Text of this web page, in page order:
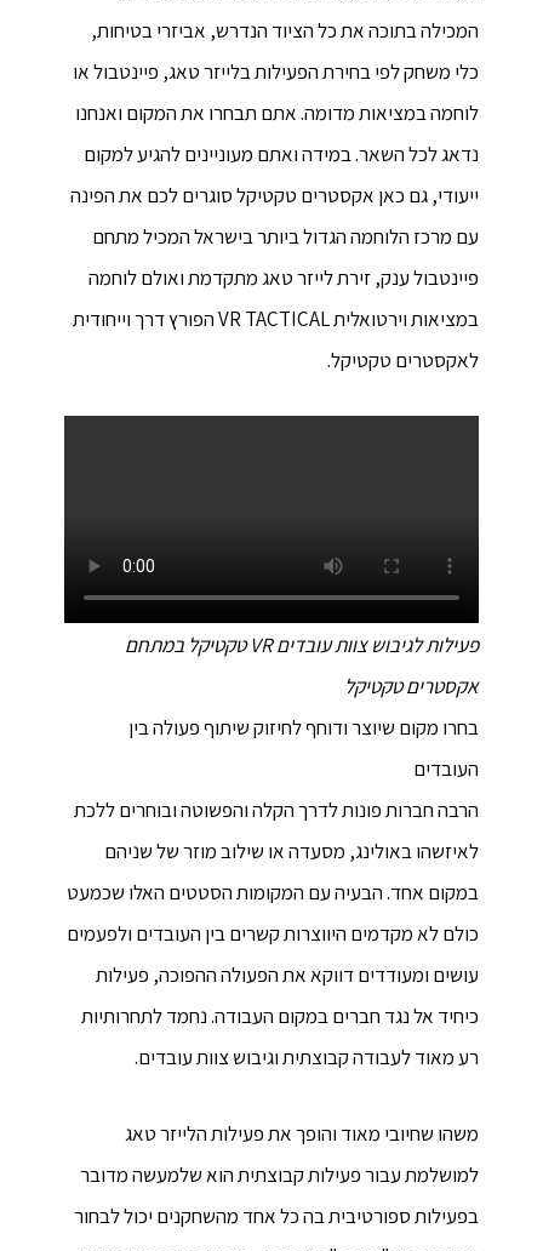
המכילה בתוכה את כל הציוד הנדרש, אביזרי בטיחות,
כלי משחק לפי בחירת הפעילות בלייזר טאג, פיינטבול או
לוחמה במציאות מדומה. אתם תבחרו את המקום ואנחנו
נדאג לכל השאר. במידה ואתם מעוניינים להגיע למקום
ייעודי, גם כאן אקסטרים טקטיקל סוגרים לכם את הפינה
עם מרכז הלוחמה הגדול ביותר בישראל המכיל מתחם
פיינטבול ענק, זירת לייזר טאג מתקדמת ואולם לוחמה
במציאות וירטואלית VR TACTICAL הפורץ דרך וייחודית
לאקסטרים טקטיקל.
פעילות לגיבוש צוות עובדים VR טקטיקל במתחם
אקסטרים טקטיקל
בחרו מקום שיוצר ודוחף לחיזוק שיתוף פעולה בין
העובדים
הרבה חברות פונות לדרך הקלה והפשוטה ובוחרים ללכת
לאיזשהו באולינג, מסעדה או שילוב מוזר של שניהם
במקום אחד. הבעיה עם המקומות הסטטים האלו שכמעט
כולם לא מקדמים היווצרות קשרים בין העובדים ולפעמים
עושים ומעודדים דווקא את הפעולה ההפוכה, פעילות
כיחיד אל נגד חברים במקום העבודה. נחמד לתחרותיות
רע מאוד לעבודה קבוצתית וגיבוש צוות עובדים.
משהו שחיובי מאוד והופך את פעילות הלייזר טאג
למושלמת עבור פעילות קבוצתית הוא שלמעשה מדובר
בפעילות ספורטיבית בה כל אחד מהשחקנים יכול לבחור